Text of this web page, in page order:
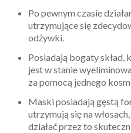
Po pewnym czasie
utrzymujące się
odżywki.
Posiadają bogaty skład,
jest w stanie
za pomocą jednego
Maski posiadają gęstą
utrzymują się na
działać przez to